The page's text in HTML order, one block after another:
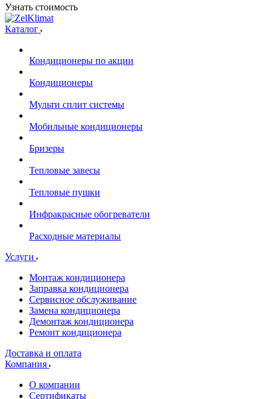
Узнать стоимость
Каталог
Кондиционеры по акции
Кондиционеры
Мульти сплит системы
Мобильные кондиционеры
Бризеры
Тепловые завесы
Тепловые пушки
Инфракрасные обогреватели
Расходные материалы
Услуги
Монтаж кондиционера
Заправка кондиционера
Сервисное обслуживание
Замена кондиционера
Демонтаж кондиционера
Ремонт кондиционера
Доставка и оплата
Компания
О компании
Сертификаты